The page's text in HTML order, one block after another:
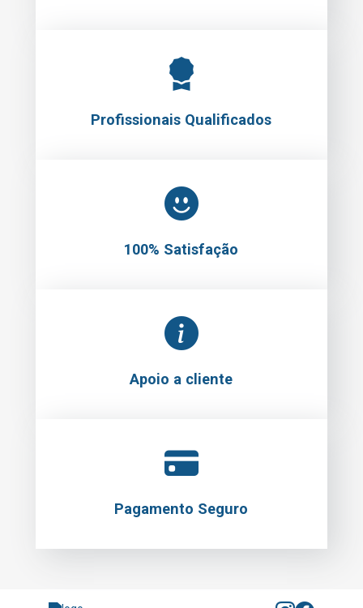
Profissionais Qualificados
100% Satisfação
Apoio a cliente
Pagamento Seguro